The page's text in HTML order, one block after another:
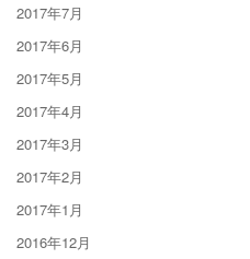
2017年7月
2017年6月
2017年5月
2017年4月
2017年3月
2017年2月
2017年1月
2016年12月